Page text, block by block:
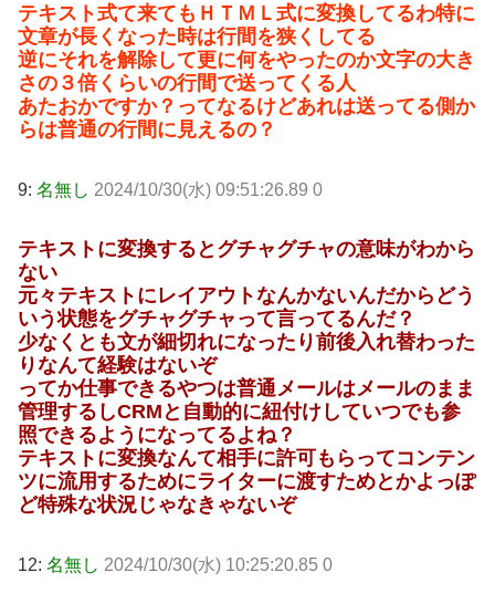
テキスト式て来てもＨＴＭＬ式に変換してるわ特に
文章が長くなった時は行間を狭くしてる
逆にそれを解除して更に何をやったのか文字の大き
さの３倍くらいの行間で送ってくる人
あたおかですか？ってなるけどあれは送ってる側か
らは普通の行間に見えるの？
9: 名無し 2024/10/30(水) 09:51:26.89 0
テキストに変換するとグチャグチャの意味がわから
ない
元々テキストにレイアウトなんかないんだからどう
いう状態をグチャグチャって言ってるんだ？
少なくとも文が細切れになったり前後入れ替わった
りなんて経験はないぞ
ってか仕事できるやつは普通メールはメールのまま
管理するしCRMと自動的に紐付けしていつでも参
照できるようになってるよね？
テキストに変換なんて相手に許可もらってコンテン
ツに流用するためにライターに渡すためとかよっぽ
ど特殊な状況じゃなきゃないぞ
12: 名無し 2024/10/30(水) 10:25:20.85 0